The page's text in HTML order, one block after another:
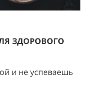
ЗДОРОВОГО
и не успеваешь